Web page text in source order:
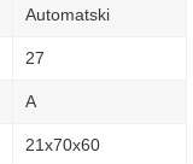
Automatski
27
A
21х70х60